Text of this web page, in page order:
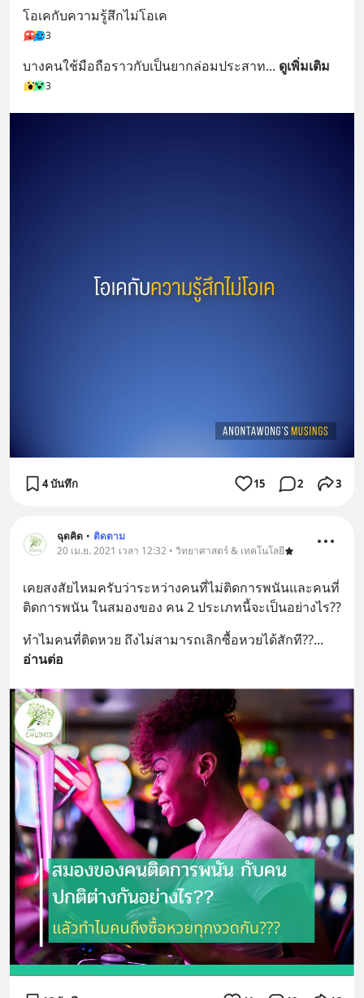
โอเคกับความรู้สึกไม่โอเค
3
บางคนใช้มือถือราวกับเป็นยากล่อมประสาท... ดูเพิ่มเติม
3
4 บันทึก 15 2 3
ฉุดคิด • ติดตาม
20 เม.ย. 2021 เวลา 12:32 • วิทยาศาสตร์ & เทคโนโลยี
เคยสงสัยไหมครับว่าระหว่างคนที่ไม่ติดการพนันและคนที่
ติดการพนัน ในสมองของ คน 2 ประเภทนี้จะเป็นอย่างไร??
ทำไมคนที่ติดหวย ถึงไม่สามารถเลิกซื้อหวยได้สักที??
อ่านต่อ